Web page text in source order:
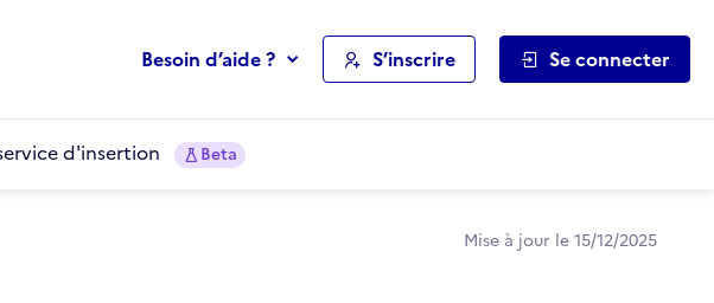
Besoin d’aide ? S’inscrire Se connecter
d'insertion Beta
Mise à jour le 15/12/2025